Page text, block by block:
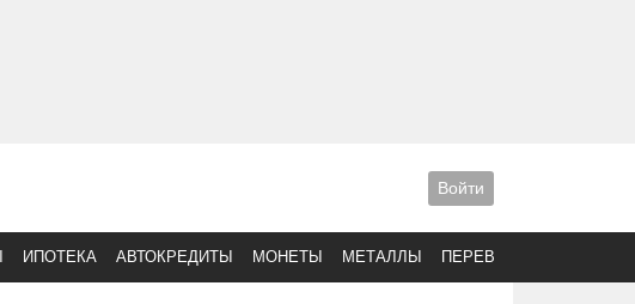
Войти
ИПОТЕКА АВТОКРЕДИТЫ МОНЕТЫ МЕТАЛЛЫ ПЕРЕВОДЫ